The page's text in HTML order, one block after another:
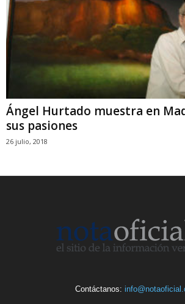
Ángel Hurtado muestra en
sus pasiones
26 julio, 2018
Contáctanos: